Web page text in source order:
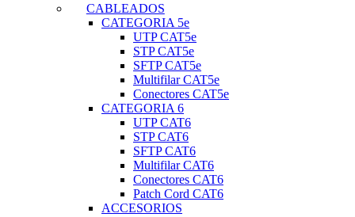
CABLEADOS
CATEGORIA 5e
UTP CAT5e
STP CAT5e
SFTP CAT5e
Multifilar CAT5e
Conectores CAT5e
CATEGORIA 6
UTP CAT6
STP CAT6
SFTP CAT6
Multifilar CAT6
Conectores CAT6
Patch Cord CAT6
ACCESORIOS